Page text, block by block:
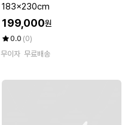
183x230cm
199,000원
0.0 (0)
무이자 무료배송